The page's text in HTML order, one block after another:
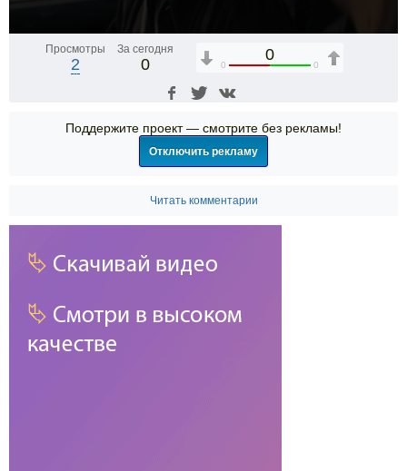
Просмотры
2
За сегодня
0
0
0 0
Поддержите проект — смотрите без рекламы!
Отключить рекламу
Читать комментарии